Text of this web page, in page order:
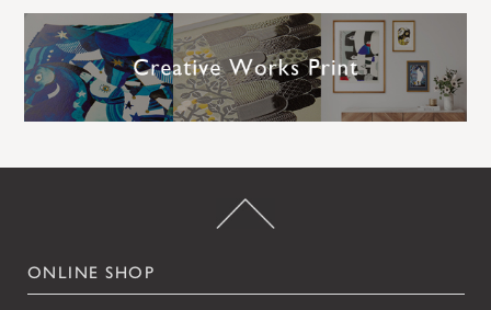
ONLINE SHOP